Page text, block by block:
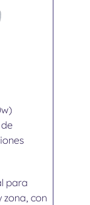
para
con